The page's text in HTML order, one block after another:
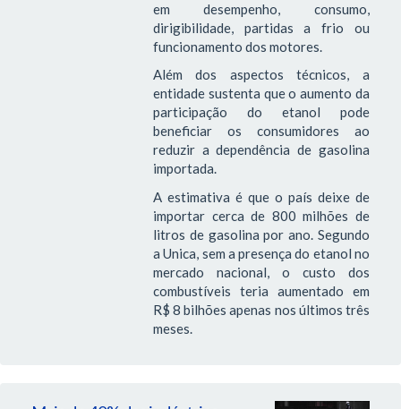
em desempenho, consumo,
dirigibilidade, partidas a frio ou
funcionamento dos motores.
Além dos aspectos técnicos, a
entidade sustenta que o aumento da
participação do etanol pode
beneficiar os consumidores ao
reduzir a dependência de gasolina
importada.
A estimativa é que o país deixe de
importar cerca de 800 milhões de
litros de gasolina por ano. Segundo
a Unica, sem a presença do etanol no
mercado nacional, o custo dos
combustíveis teria aumentado em
R$ 8 bilhões apenas nos últimos três
meses.